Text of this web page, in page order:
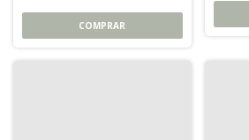
COMPRAR